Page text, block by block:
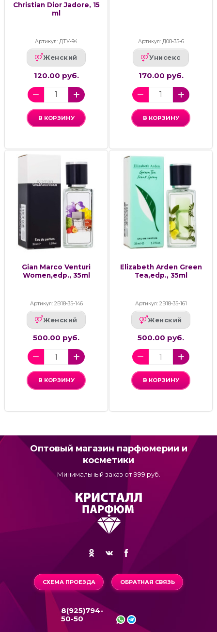
Christian Dior Jadore, 15
ml
Артикул: ДТУ-94
Женский
120.00 руб.
В КОРЗИНУ
Артикул: Д08-35-6
Унисекс
170.00 руб.
В КОРЗИНУ
Gian Marco Venturi
Women,edp., 35ml
Артикул: 2В18-35-146
Женский
500.00 руб.
В КОРЗИНУ
Elizabeth Arden Green
Tea,edp., 35ml
Артикул: 2В18-35-161
Женский
500.00 руб.
В КОРЗИНУ
Оптовый магазин парфюмерии и
косметики
Минимальный заказ от 999 руб.
СХЕМА ПРОЕЗДА ОБРАТНАЯ СВЯЗЬ
8(925)794-
50-50